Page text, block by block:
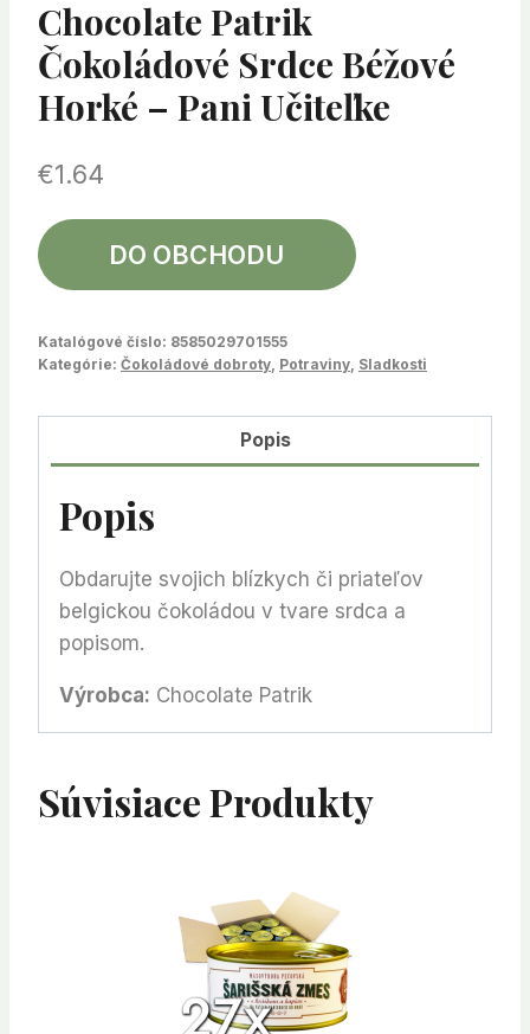
Chocolate Patrik
Čokoládové Srdce Béžové
Horké – Pani Učiteľke
€1.64
DO OBCHODU
Katalógové číslo: 8585029701555
Kategórie: Čokoládové dobroty Potraviny Sladkosti
Popis
Popis
Obdarujte svojich blízkych či priateľov
belgickou čokoládou v tvare srdca a
popisom.
Výrobca: Chocolate Patrik
Súvisiace Produkty